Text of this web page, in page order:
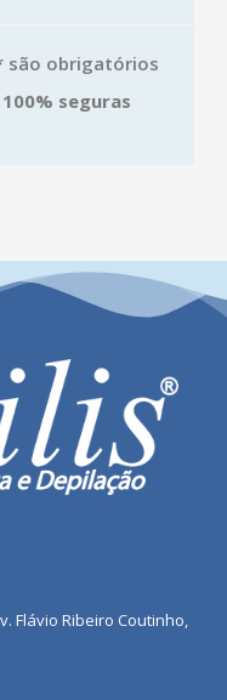
são obrigatórios
100% seguras
Flávio Ribeiro Coutinho,